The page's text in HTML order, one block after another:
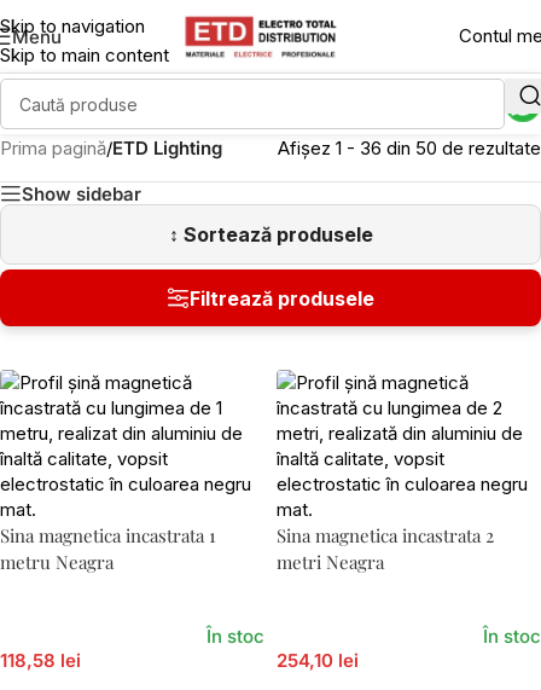
Skip to navigation
Skip to main content
Menu Contul
Prima pagină/ETD Lighting
Afișez 1 - 36 din 50 de rezultate
Show sidebar
Sina magnetica incastrata 1
metru Neagra
118,58 lei
În stoc
Sina magnetica incastrata 2
metri Neagra
254,10 lei
În stoc